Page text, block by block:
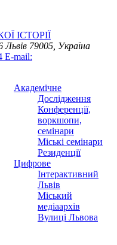
ІСТОРІЇ
Львів 79005, Україна
E-mail:
Академічне
Дослідження
Конференції,
воркшопи,
семінари
Міські семінари
Резиденції
Цифрове
Інтерактивний
Львів
Міський
медіаархів
Вулиці Львова